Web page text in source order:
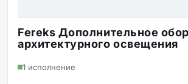
Fereks Дополнительное
архитектурного освещения
1 исполнение